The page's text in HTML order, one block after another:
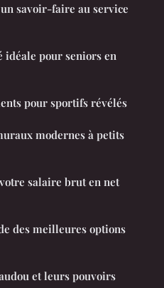
savoir-faire au service
pour seniors en
pour sportifs révélés
modernes à petits
salaire brut en net
des meilleures options
et leurs pouvoirs